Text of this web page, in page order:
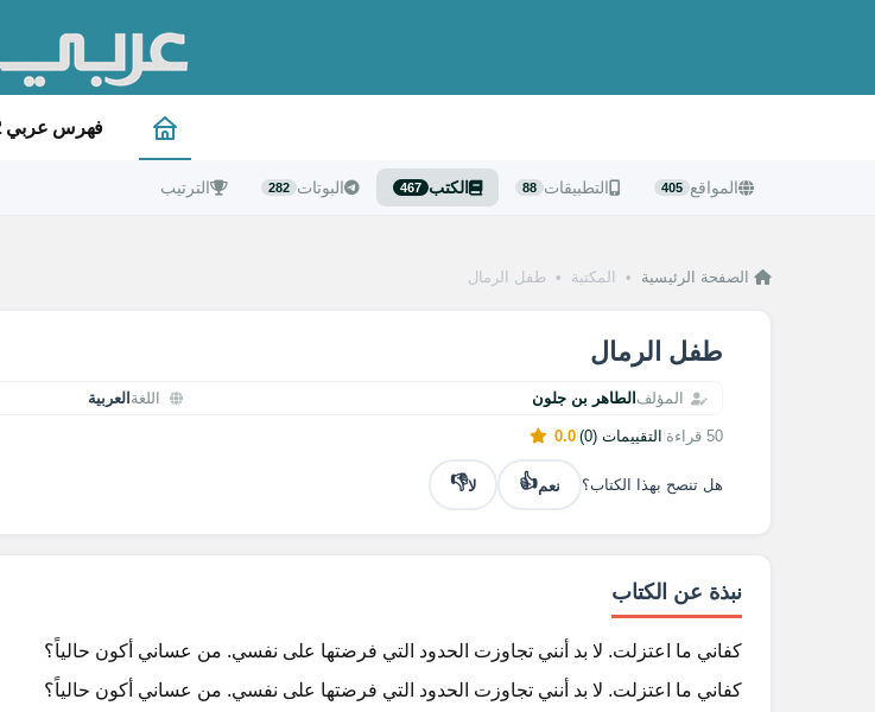
فهرس عربي 22
المواقع 405 التطبيقات 88 الكتب 467 البوتات 282 الترتيب
الصفحة الرئيسية • المكتبة • طفل الرمال
طفل الرمال
المؤلف الطاهر بن جلون اللغة العربية
50 قراءة التقييمات (0) 0.0
هل تنصح بهذا الكتاب؟ نعم👍 لا👎
نبذة عن الكتاب
كفاني ما اعتزلت. لا بد أنني تجاوزت الحدود التي فرضتها على نفسي. من عساني أكون حالياً؟
كفاني ما اعتزلت. لا بد أنني تجاوزت الحدود التي فرضتها على نفسي. من عساني أكون حالياً؟